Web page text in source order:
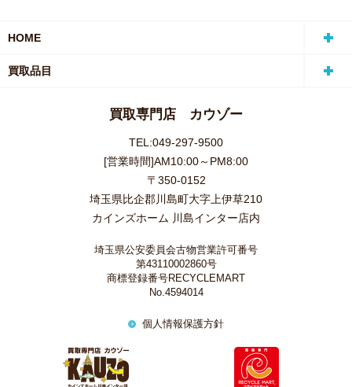
HOME
買取品目
買取専門店 カウゾー
TEL:049-297-9500
[営業時間]AM10:00～PM8:00
〒350-0152
埼玉県比企郡川島町大字上伊草210
カインズホーム 川島インター店内
埼玉県公安委員会古物営業許可番号
第43110002860号
商標登録番号RECYCLEMART
No.4594014
個人情報保護方針